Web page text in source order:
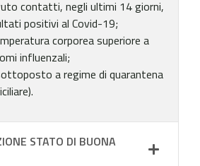
contatti, negli ultimi 14 giorni,
positivi al Covid-19;
corporea superiore a
influenzali;
a regime di quarantena
STATO DI BUONA